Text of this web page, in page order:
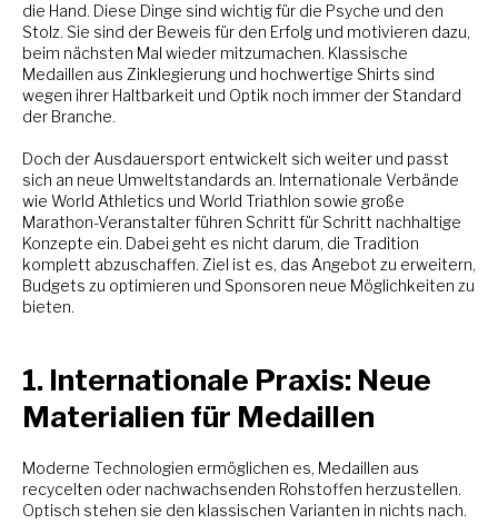
die Hand. Diese Dinge sind wichtig für die Psyche und den
Stolz. Sie sind der Beweis für den Erfolg und motivieren dazu,
beim nächsten Mal wieder mitzumachen. Klassische
Medaillen aus Zinklegierung und hochwertige Shirts sind
wegen ihrer Haltbarkeit und Optik noch immer der Standard
der Branche.
Doch der Ausdauersport entwickelt sich weiter und passt
sich an neue Umweltstandards an. Internationale Verbände
wie World Athletics und World Triathlon sowie große
Marathon-Veranstalter führen Schritt für Schritt nachhaltige
Konzepte ein. Dabei geht es nicht darum, die Tradition
komplett abzuschaffen. Ziel ist es, das Angebot zu erweitern,
Budgets zu optimieren und Sponsoren neue Möglichkeiten zu
bieten.
1. Internationale Praxis: Neue
Materialien für Medaillen
Moderne Technologien ermöglichen es, Medaillen aus
recycelten oder nachwachsenden Rohstoffen herzustellen.
Optisch stehen sie den klassischen Varianten in nichts nach.